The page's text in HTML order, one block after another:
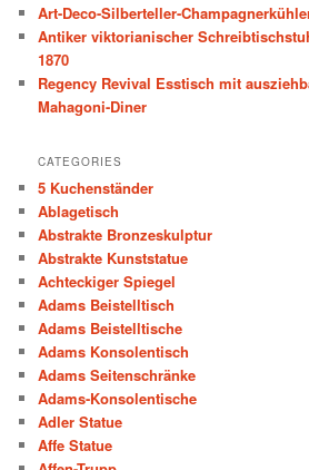
h
Art-Deco-Silberteller-
Antiker viktorianischer
1870
Regency Revival Esstisch mit
Mahagoni-Diner
CATEGORIES
5 Kuchenständer
Ablagetisch
Abstrakte Bronzeskulptur
Abstrakte Kunststatue
Achteckiger Spiegel
Adams Beistelltisch
Adams Beistelltische
Adams Konsolentisch
Adams Seitenschränke
Adams-Konsolentische
Adler Statue
Affe Statue